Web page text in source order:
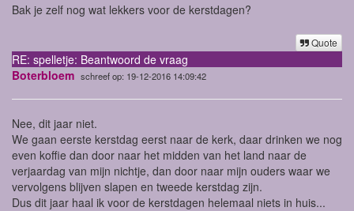
Bak je zelf nog wat lekkers voor de kerstdagen?
Quote
RE: spelletje: Beantwoord de vraag
Boterbloem schreef op: 19-12-2016 14:09:42
Nee, dit jaar niet.
We gaan eerste kerstdag eerst naar de kerk, daar drinken we nog
even koffie dan door naar het midden van het land naar de
verjaardag van mijn nichtje, dan door naar mijn ouders waar we
vervolgens blijven slapen en tweede kerstdag zijn.
Dus dit jaar haal ik voor de kerstdagen helemaal niets in huis...